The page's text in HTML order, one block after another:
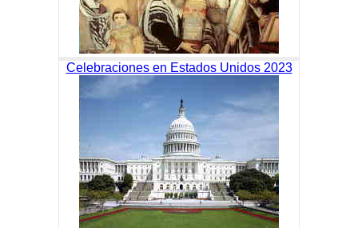
Celebraciones en Estados Unidos 2023